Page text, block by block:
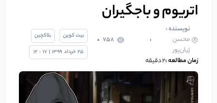
اتریوم و باجگیران
نویسنده :
محسن
ژیان‌پور
758
زمان مطالعه :۲ دقیقه
بیت کوین
بلاکچین
25 خرداد 1399
|
17
:
12